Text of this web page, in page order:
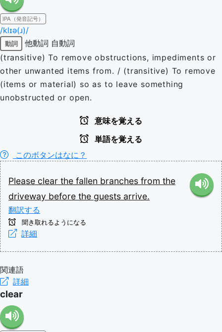
IPA（発音記号）
/klɪə(ɹ)/
動詞 他動詞 自動詞
(transitive) To remove obstructions, impediments or
other unwanted items from. / (transitive) To remove
(items or material) so as to leave something
unobstructed or open.
意味を覚える
単語を覚える
このボタンはなに？
Please clear the fallen branches from the
driveway before the guests arrive.
翻訳する
聞き取れるようになる
詳細
関連語
詳細
clear